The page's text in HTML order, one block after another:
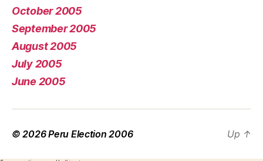
October 2005
September 2005
August 2005
July 2005
June 2005
© 2026Peru Election 2006 Up ↑